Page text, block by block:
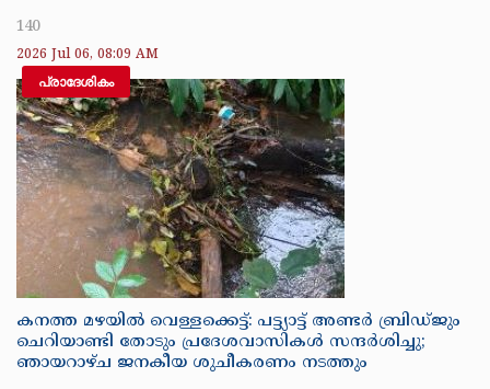
140
2026 Jul 06, 08:09 AM
പ്രാദേശികം
കനത്ത മഴയിൽ വെള്ളക്കെട്ട്: പട്ട്യാട്ട് അണ്ടർ ബ്രിഡ്ജും
ചെറിയാണ്ടി തോടും പ്രദേശവാസികൾ സന്ദർശിച്ചു;
ഞായറാഴ്ച ജനകീയ ശുചീകരണം നടത്തും